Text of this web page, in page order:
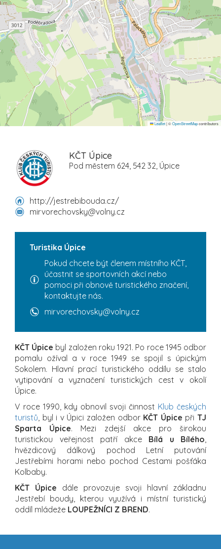
Leaflet|©OpenStreetMapcontributors
KČT Úpice
Pod městem 624, 542 32, Úpice
http://jestrebibouda.cz/
mirvorechovsky@volny.cz
Turistika Úpice
Pokud chcete být členem místního KČT,
účastnit se sportovních akcí nebo
pomoci při obnově turistického značení,
kontaktujte nás.
mirvorechovsky@volny.cz
KČT Úpice byl založen roku 1921. Po roce 1945 odbor
pomalu ožíval a v roce 1949 se spojil s úpickým
Sokolem. Hlavní prací turistického oddílu se stalo
vytipování a vyznačení turistických cest v okolí
Úpice.
V roce 1990, kdy obnovil svoji činnost Klub českých
turistů , byl i v Úpici založen odbor KČT Úpice přiTJ
Sparta Úpice. Mezi zdejší akce pro širokou
turistickou veřejnost patří akce Bílá u Bílého
hvězdicový dálkový pochod Letní putování
Jestřebími horami nebo pochod Cestami pošťáka
Kolbaby.
KČT Úpice dále provozuje svoji hlavní základnu
Jestřebí boudy, kterou využívá i místní turistický
oddíl mládeže LOUPEŽNÍCI Z BREND.